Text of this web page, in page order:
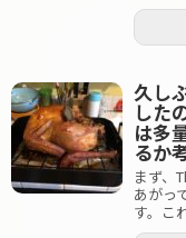
久し
した
は多
るか
まず、
あがっ
す。こ